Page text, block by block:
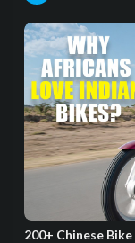
200+ Chinese